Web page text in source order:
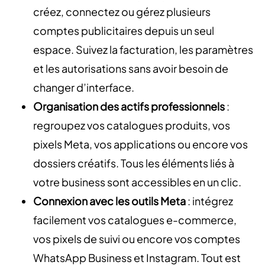
créez, connectez ou gérez plusieurs
comptes publicitaires depuis un seul
espace. Suivez la facturation, les paramètres
et les autorisations sans avoir besoin de
changer d’interface.
Organisation des actifs professionnels:
regroupez vos catalogues produits, vos
pixels Meta, vos applications ou encore vos
dossiers créatifs. Tous les éléments liés à
votre business sont accessibles en un clic.
Connexion avec les outils Meta: intégrez
facilement vos catalogues e-commerce,
vos pixels de suivi ou encore vos comptes
WhatsApp Business et Instagram. Tout est